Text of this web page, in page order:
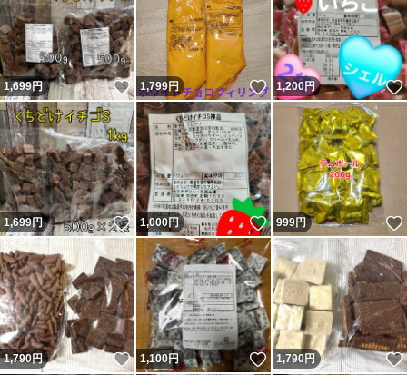
1,699円 いいね！
1,799円 いいね！
1,200円
1,699円 いいね！
1,000円 いいね！
999円
1,790円 いいね！
1,100円 いいね！
1,790円